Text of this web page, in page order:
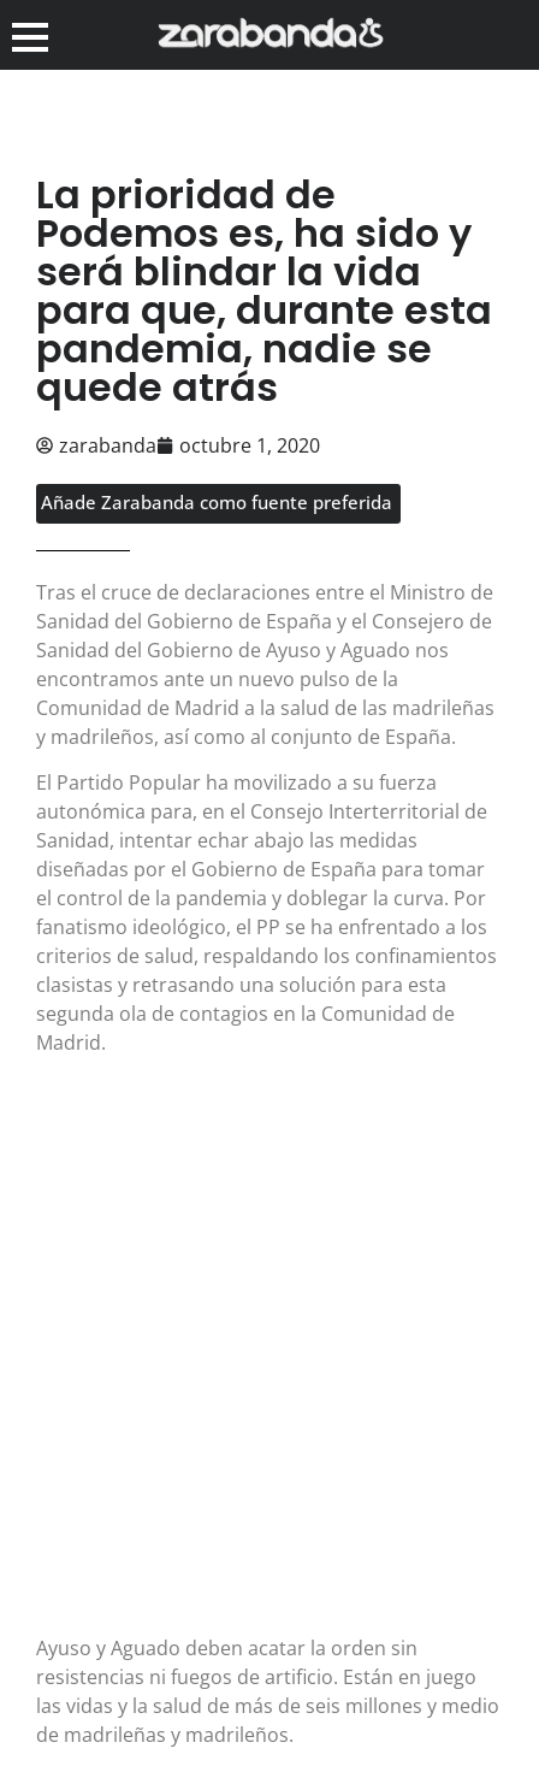
La prioridad de
Podemos es, ha sido y
será blindar la vida
para que, durante esta
pandemia, nadie se
quede atrás
zarabanda octubre 1, 2020
Añade Zarabanda como fuente preferida
Tras el cruce de declaraciones entre el Ministro de
Sanidad del Gobierno de España y el Consejero de
Sanidad del Gobierno de Ayuso y Aguado nos
encontramos ante un nuevo pulso de la
Comunidad de Madrid a la salud de las madrileñas
y madrileños, así como al conjunto de España.
El Partido Popular ha movilizado a su fuerza
autonómica para, en el Consejo Interterritorial de
Sanidad, intentar echar abajo las medidas
diseñadas por el Gobierno de España para tomar
el control de la pandemia y doblegar la curva. Por
fanatismo ideológico, el PP se ha enfrentado a los
criterios de salud, respaldando los confinamientos
clasistas y retrasando una solución para esta
segunda ola de contagios en la Comunidad de
Madrid.
Ayuso y Aguado deben acatar la orden sin
resistencias ni fuegos de artificio. Están en juego
las vidas y la salud de más de seis millones y medio
de madrileñas y madrileños.